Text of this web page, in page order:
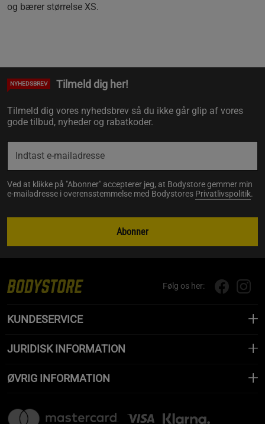
og bærer størrelse XS.
NYHEDSBREV Tilmeld dig her!
Tilmeld dig vores nyhedsbrev så du ikke går glip af vores
gode tilbud, nyheder og rabatkoder.
Ved at klikke på "Abonner" accepterer jeg, at Bodystore gemmer min
e-mailadresse i overensstemmelse med Bodystores Privatlivspolitik.
Abonner
Følg os her:
KUNDESERVICE
JURIDISK INFORMATION
ØVRIG INFORMATION